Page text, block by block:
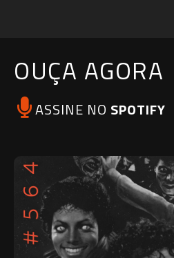
OUÇA AGORA
ASSINE NO SPOTIFY